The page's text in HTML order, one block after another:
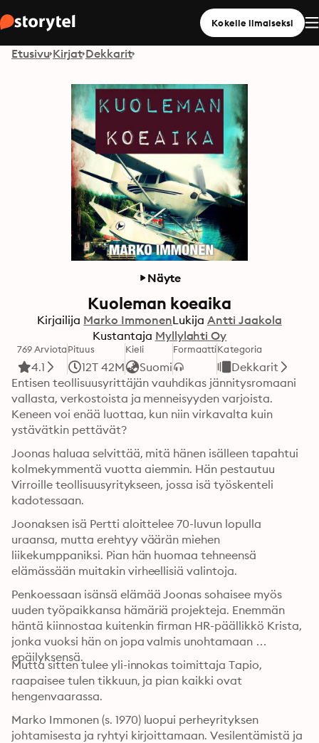
Kokeile ilmaiseksi
Etusivu Kirjat Dekkarit
Näyte
Kuoleman koeaika
Kirjailija Marko ImmonenLukija Antti Jaakola
Kustantaja Myllylahti Oy
769 Arviota
4.1
Pituus
12T 42M
Kieli
Suomi
FormaattiKategoria
Dekkarit
Entisen teollisuusyrittäjän vauhdikas jännitysromaani
vallasta, verkostoista ja menneisyyden varjoista.
Keneen voi enää luottaa, kun niin virkavalta kuin
ystävätkin pettävät?
Joonas haluaa selvittää, mitä hänen isälleen tapahtui
kolmekymmentä vuotta aiemmin. Hän pestautuu
Virroille teollisuusyritykseen, jossa isä työskenteli
kadotessaan.
Joonaksen isä Pertti aloittelee 70-luvun lopulla
uraansa, mutta erehtyy väärän miehen
liikekumppaniksi. Pian hän huomaa tehneensä
elämässään muitakin virheellisiä valintoja.
Penkoessaan isänsä elämää Joonas sohaisee myös
uuden työpaikkansa hämäriä projekteja. Enemmän
häntä kiinnostaa kuitenkin firman HR-päällikkö Krista,
jonka vuoksi hän on jopa valmis unohtamaan
epäilyksensä.
Mutta sitten tulee yli-innokas toimittaja Tapio,
raapaisee tulen tikkuun, ja pian kaikki ovat
hengenvaarassa.
Marko Immonen (s. 1970) luopui perheyrityksen
johtamisesta ja ryhtyi kirjoittamaan. Vesilentämistä ja